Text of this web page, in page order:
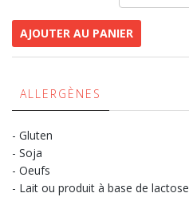
AJOUTER AU PANIER
ALLERGÈNES
- Gluten
- Soja
- Oeufs
- Lait ou produit à base de lactose